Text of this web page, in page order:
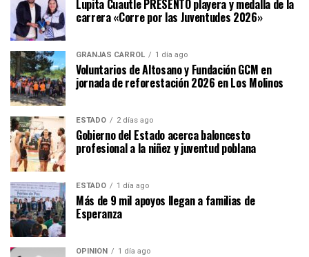
Lupita Cuautle PRESENTÓ playera y medalla de la
carrera «Corre por las Juventudes 2026»
GRANJAS CARROL 1 día ago
Voluntarios de Altosano y Fundación GCM en
jornada de reforestación 2026 en Los Molinos
ESTADO 2 días ago
Gobierno del Estado acerca baloncesto
profesional a la niñez y juventud poblana
ESTADO 1 día ago
Más de 9 mil apoyos llegan a familias de
Esperanza
OPINIÓN 1 día ago